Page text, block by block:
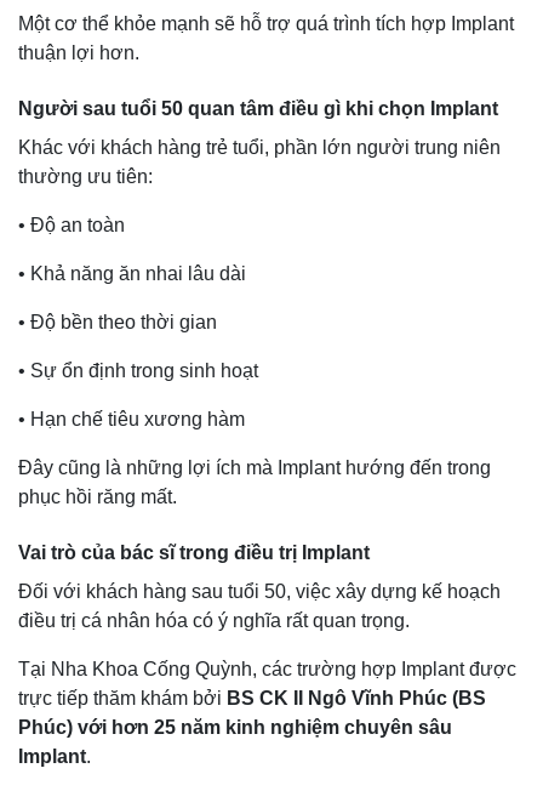
Một cơ thể khỏe mạnh sẽ hỗ trợ quá trình tích hợp Implant
thuận lợi hơn.
Người sau tuổi 50 quan tâm điều gì khi chọn Implant
Khác với khách hàng trẻ tuổi, phần lớn người trung niên
thường ưu tiên:
• Độ an toàn
• Khả năng ăn nhai lâu dài
• Độ bền theo thời gian
• Sự ổn định trong sinh hoạt
• Hạn chế tiêu xương hàm
Đây cũng là những lợi ích mà Implant hướng đến trong
phục hồi răng mất.
Vai trò của bác sĩ trong điều trị Implant
Đối với khách hàng sau tuổi 50, việc xây dựng kế hoạch
điều trị cá nhân hóa có ý nghĩa rất quan trọng.
Tại Nha Khoa Cống Quỳnh, các trường hợp Implant được
trực tiếp thăm khám bởi BS CK II Ngô Vĩnh Phúc (BS
Phúc) với hơn 25 năm kinh nghiệm chuyên sâu
Implant.